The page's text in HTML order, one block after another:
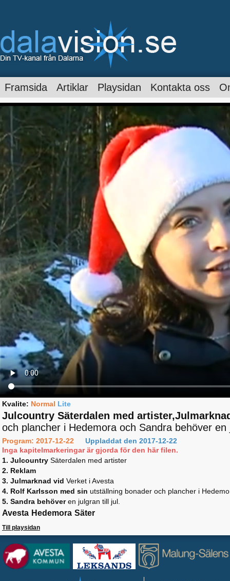
Framsida Artiklar Playsidan Kontakta oss
Kvalite: Normal Lite
Julcountry Säterdalen med
och plancher i Hedemora och Sandra behöver en
Program: 2017-12-22
Uppladdat den 2017-12-22
Inga kapitelmarkeringar är gjorda för den här filen.
1. Julcountry Säterdalen med artister
2. Reklam
3. Julmarknad vid Verket i Avesta
4. Rolf Karlsson med sin utställning bonader och plancher i
5. Sandra behöveren julgran till jul.
Avesta Hedemora Säter
Till playsidan